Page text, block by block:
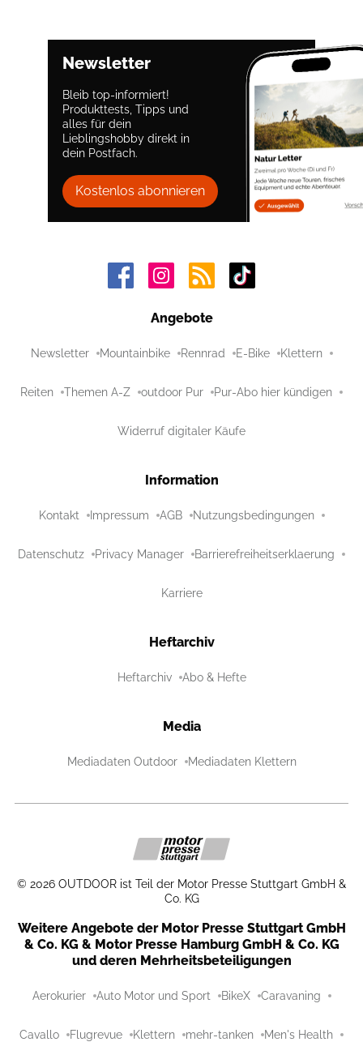
Newsletter
Bleib top-informiert!
Produkttests, Tipps und
alles für dein
Lieblingshobby direkt in
dein Postfach.
Kostenlos abonnieren
Angebote
Newsletter Mountainbike Rennrad E-Bike Klettern
Reiten Themen A-Z outdoor Pur Pur-Abo hier kündigen
Widerruf digitaler Käufe
Information
Kontakt Impressum AGB Nutzungsbedingungen
Datenschutz Privacy Manager Barrierefreiheitserklaerung
Karriere
Heftarchiv
Heftarchiv Abo & Hefte
Media
Mediadaten Outdoor Mediadaten Klettern
© 2026 OUTDOOR ist Teil der Motor Presse Stuttgart GmbH &
Co. KG
Weitere Angebote der Motor Presse Stuttgart GmbH
& Co. KG & Motor Presse Hamburg GmbH & Co. KG
und deren Mehrheitsbeteiligungen
Aerokurier Auto Motor und Sport BikeX Caravaning
Cavallo Flugrevue Klettern mehr-tanken Men's Health